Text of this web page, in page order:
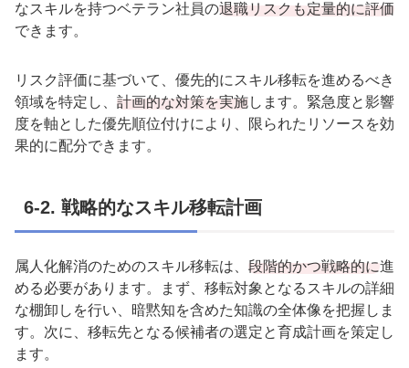
なスキルを持つベテラン社員の退職リスクも定量的に評価
できます。
リスク評価に基づいて、優先的にスキル移転を進めるべき
領域を特定し、 計画的な対策を実施します。緊急度と影響
度を軸とした優先順位付けにより、限られたリソースを効
果的に配分できます。
6-2. 戦略的なスキル移転計画
属人化解消のためのスキル移転は、 段階的かつ戦略的に進
める必要があります。まず、移転対象となるスキルの詳細
な棚卸しを行い、暗黙知を含めた知識の全体像を把握しま
す。次に、移転先となる候補者の選定と育成計画を策定し
ます。